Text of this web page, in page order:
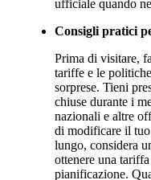
ufficiale quando
Consigli pratici
Prima di visitare,
tariffe e le
sorprese. Tieni
chiuse durante i
nazionali e altre
di modificare il
lungo, considera
ottenere una
pianificazione.